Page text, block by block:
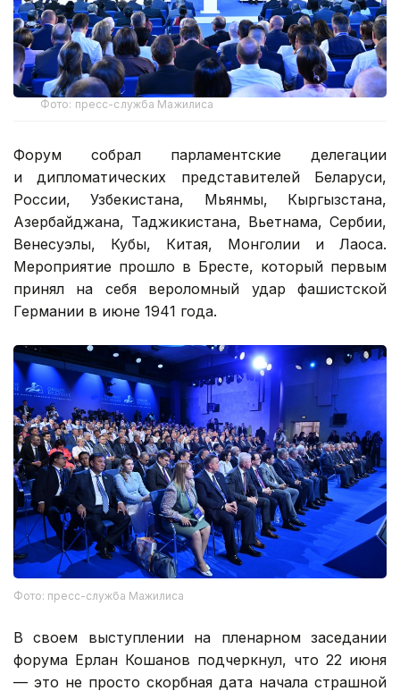
Фото: пресс-служба Мажилиса
Форум собрал парламентские делегации
и дипломатических представителей Беларуси,
России, Узбекистана, Мьянмы, Кыргызстана,
Азербайджана, Таджикистана, Вьетнама, Сербии,
Венесуэлы, Кубы, Китая, Монголии и Лаоса.
Мероприятие прошло в Бресте, который первым
принял на себя вероломный удар фашистской
Германии в июне 1941 года.
Фото: пресс-служба Мажилиса
В своем выступлении на пленарном заседании
форума Ерлан Кошанов подчеркнул, что 22 июня
— это не просто скорбная дата начала страшной